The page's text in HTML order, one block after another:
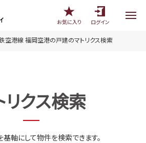
お気に入り
ログイン
空港線 福岡空港の戸建のマトリクス検索
リクス検索
軸にして物件を検索できます。